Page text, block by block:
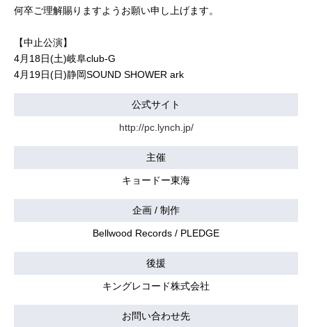
何卒ご理解賜りますようお願い申し上げます。
【中止公演】
4月18日(土)岐阜club-G
4月19日(日)静岡SOUND SHOWER ark
公式サイト
http://pc.lynch.jp/
主催
キョードー東海
企画 / 制作
Bellwood Records / PLEDGE
後援
キングレコード株式会社
お問い合わせ先